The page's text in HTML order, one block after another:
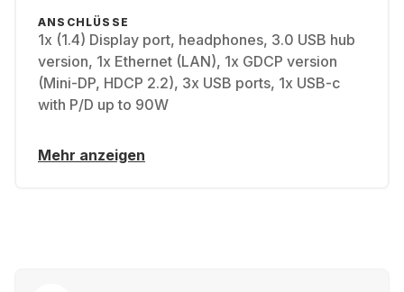
ANSCHLÜSSE
1x (1.4) Display port, headphones, 3.0 USB hub
version, 1x Ethernet (LAN), 1x GDCP version
(Mini-DP, HDCP 2.2), 3x USB ports, 1x USB-c
with P/D up to 90W
Mehr anzeigen